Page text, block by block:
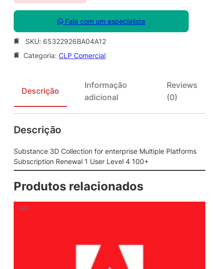
Fale com um especialista
SKU: 65322926BA04A12
Categoria: CLP Comercial
Descrição
Informação
adicional
Reviews
(0)
Descrição
Substance 3D Collection for enterprise Multiple Platforms
Subscription Renewal 1 User Level 4 100+
Produtos relacionados